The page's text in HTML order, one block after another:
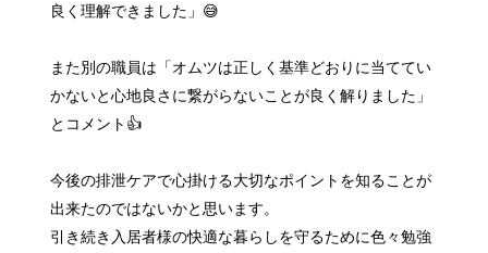
良く理解できました」😅
また別の職員は「オムツは正しく基準どおりに当ててい
かないと心地良さに繋がらないことが良く解りました」
とコメント👍
今後の排泄ケアで心掛ける大切なポイントを知ることが
出来たのではないかと思います。
引き続き入居者様の快適な暮らしを守るために色々勉強